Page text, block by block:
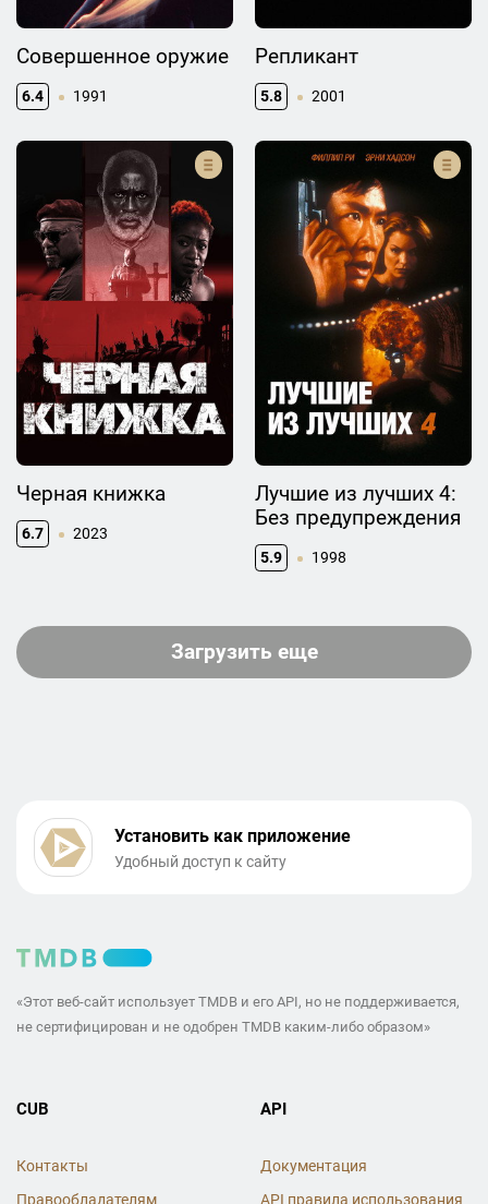
Совершенное оружие
6.4 1991
Репликант
5.8 2001
Черная книжка
6.7 2023
Лучшие из лучших 4:
Без предупреждения
5.9 1998
Загрузить еще
Установить как приложение
Удобный доступ к сайту
«Этот веб-сайт использует TMDB и его API, но не поддерживается,
не сертифицирован и не одобрен TMDB каким-либо образом»
CUB
Контакты
Правообладателям
API
Документация
API правила использования